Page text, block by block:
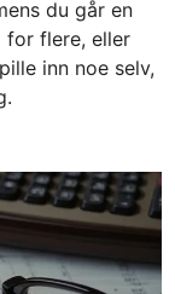
du går en
for flere, eller
inn noe selv,